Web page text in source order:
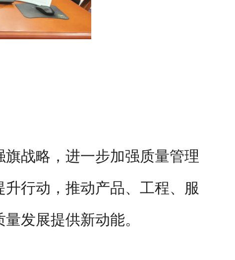
战略，进一步加强质量管理
行动，推动产品、工程、服
发展提供新动能。